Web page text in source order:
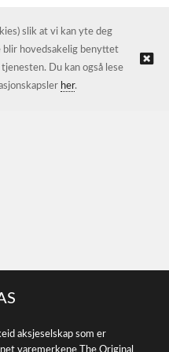
aksjeselskap som er
varemerkene The Original
slik at vi kan yte deg
blir hovedsakelig benyttet
Du kan også lese
her.